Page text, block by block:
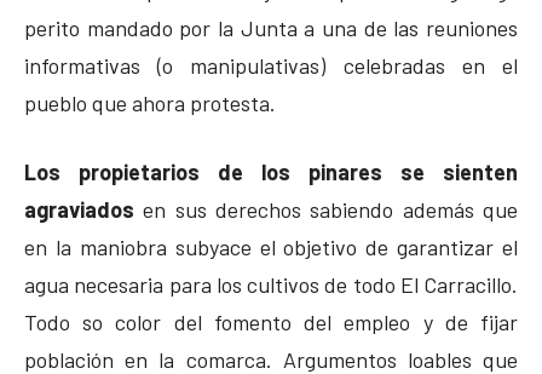
perito mandado por la Junta a una de las reuniones
informativas (o manipulativas) celebradas en el
pueblo que ahora protesta.
Los propietarios de los pinares se sienten
agraviados en sus derechos sabiendo además que
en la maniobra subyace el objetivo de garantizar el
agua necesaria para los cultivos de todo El Carracillo.
Todo so color del fomento del empleo y de fijar
población en la comarca. Argumentos loables que